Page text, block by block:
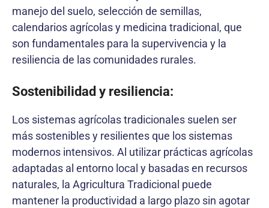
manejo del suelo, selección de semillas,
calendarios agrícolas y medicina tradicional, que
son fundamentales para la supervivencia y la
resiliencia de las comunidades rurales.
Sostenibilidad y resiliencia:
Los sistemas agrícolas tradicionales suelen ser
más sostenibles y resilientes que los sistemas
modernos intensivos. Al utilizar prácticas agrícolas
adaptadas al entorno local y basadas en recursos
naturales, la Agricultura Tradicional puede
mantener la productividad a largo plazo sin agotar